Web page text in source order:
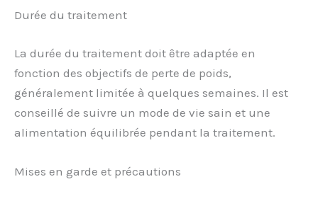
Durée du traitement
La durée du traitement doit être adaptée en
fonction des objectifs de perte de poids,
généralement limitée à quelques semaines. Il est
conseillé de suivre un mode de vie sain et une
alimentation équilibrée pendant la traitement.
Mises en garde et précautions